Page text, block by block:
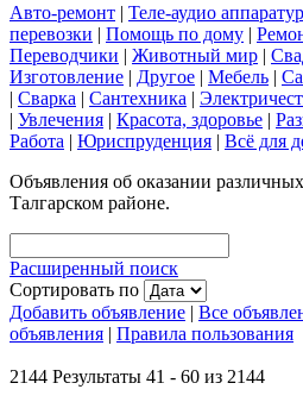
Авто-ремонт | Теле-аудио
перевозки | Помощь по дому |
Переводчики | Животный мир |
Изготовление | Другое | Мебель |
| Сварка | Сантехника |
| Увлечения | Красота, здоровье |
Работа | Юриспруденция | Всё для
Объявления об оказании
Талгарском районе.
Расширенный поиск
Сортировать по
Добавить объявление | Все
объявления | Правила пользования
2144 Результаты 41 - 60 из 2144